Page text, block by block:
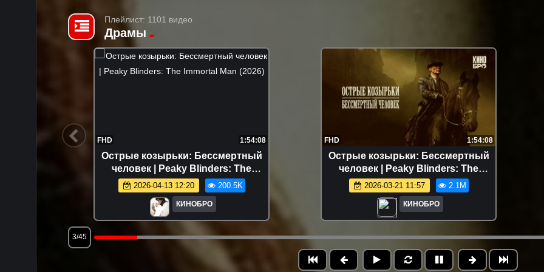
Плейлист: 1101 видео
Драмы
FHD 1:54:08
Острые козырьки: Бессмертный
человек | Peaky Blinders: The
Immortal Man (2026)
2026-04-13 12:20 200.5K
КИНОБРО
FHD 1:54:08
Острые козырьки: Бессмертный
человек | Peaky Blinders: The
Immortal Man (2026)
2026-03-21 11:57 2.1M
КИНОБРО
3/45